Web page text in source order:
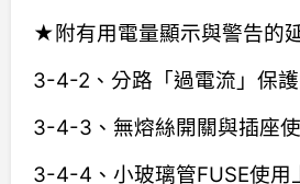
★附有用電量顯示與警告的
3-4-2、分路「過電流」保
3-4-3、無熔絲開關與插座
3-4-4、小玻璃管FUSE使用